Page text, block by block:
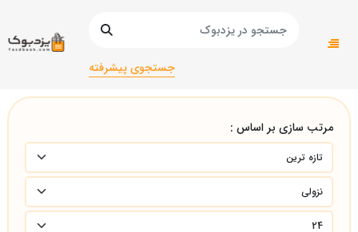
جستجوی پیشرفته
صفحه اصلی
مرتب سازی بر اساس :